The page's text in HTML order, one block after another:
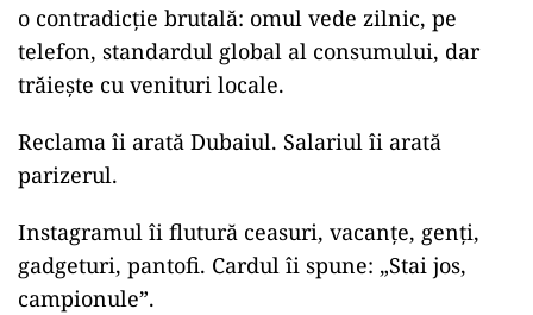
o contradicție brutală: omul vede zilnic, pe
telefon, standardul global al consumului, dar
trăiește cu venituri locale.
Reclama îi arată Dubaiul. Salariul îi arată
parizerul.
Instagramul îi flutură ceasuri, vacanțe, genți,
gadgeturi, pantofi. Cardul îi spune: „Stai jos,
campionule”.